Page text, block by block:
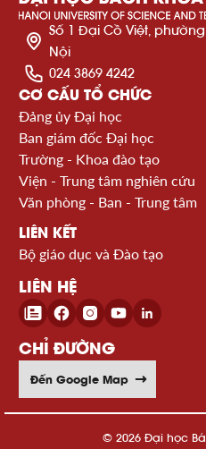
Số 1 Đại Cồ Việt,
Nội
024 3869 4242
CƠ CẤU TỔ CHỨC
Đảng ủy Đại học
Ban giám đốc Đại học
Trường - Khoa đào tạo
Viện - Trung tâm nghiên cứu
Văn phòng - Ban - Trung tâm
LIÊN KẾT
Bộ giáo dục và Đào tạo
LIÊN HỆ
CHỈ ĐƯỜNG
Đến Google Map
© 2026 Đại học